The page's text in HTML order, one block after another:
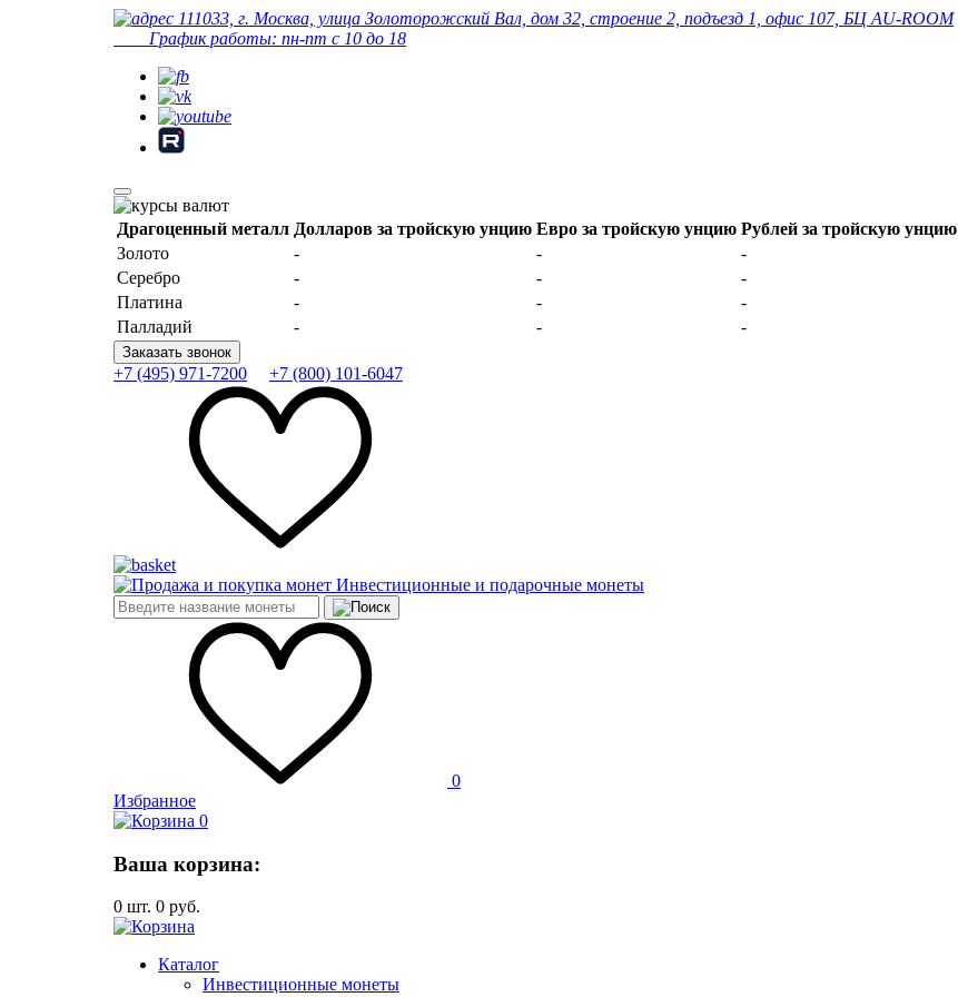
111033, г. Москва, улица Золоторожский Вал, дом 32, строение 2, подъезд 1, офис 107, БЦ AU-ROOM
График работы: пн-пт с 10 до 18
Драгоценный металл Долларов за тройскую унцию Евро за тройскую унцию Рублей за тройскую унцию
Золото
- -
-
Серебро
- -
-
Платина
- -
-
Палладий
- - -
Заказать звонок
+7 (495) 971-7200 +7 (800) 101-6047
Инвестиционные и подарочные монеты
0
Избранное
0
Ваша корзина:
0 шт. 0 руб.
Каталог
Инвестиционные монеты